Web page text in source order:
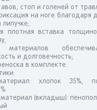
стоп и голеней от
на ноге благодаря
липучке;
плотная вставка
материалов
и долговечность;
в комплекте.
хлопок 35%,
материал (вкладыш):